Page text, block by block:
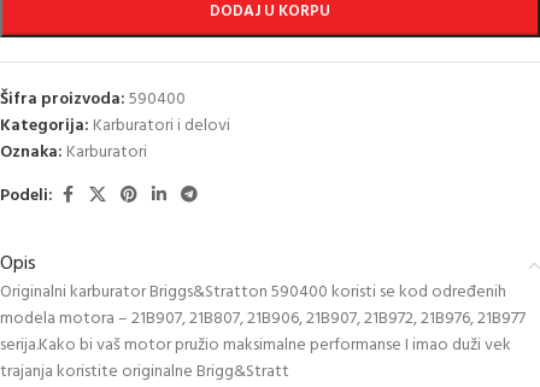
DODAJ U KORPU
Šifra proizvoda:590400
Kategorija: Karburatori i delovi
Oznaka: Karburatori
Podeli:
Opis
Originalni karburator Briggs&Stratton 590400 koristi se kod određenih
modela motora – 21B907, 21B807, 21B906, 21B907, 21B972, 21B976, 21B977
serija.Kako bi vaš motor pružio maksimalne performanse I imao duži vek
trajanja koristite originalne Brigg&Stratt